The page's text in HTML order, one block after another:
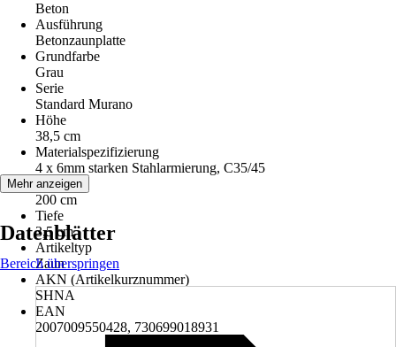
Beton
Ausführung
Betonzaunplatte
Grundfarbe
Grau
Serie
Standard Murano
Höhe
38,5 cm
Materialspezifizierung
4 x 6mm starken Stahlarmierung, C35/45
Breite
200 cm
Tiefe
3,5 cm
Artikeltyp
Zaun
AKN (Artikelkurznummer)
SHNA
EAN
2007009550428, 730699018931
Mehr anzeigen
Datenblätter
Bereich überspringen